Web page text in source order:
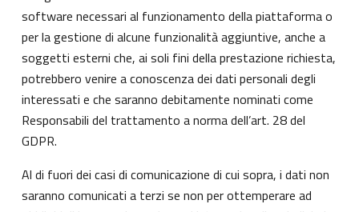
software necessari al funzionamento della piattaforma o
per la gestione di alcune funzionalità aggiuntive, anche a
soggetti esterni che, ai soli fini della prestazione richiesta,
potrebbero venire a conoscenza dei dati personali degli
interessati e che saranno debitamente nominati come
Responsabili del trattamento a norma dell’art. 28 del
GDPR.
Al di fuori dei casi di comunicazione di cui sopra, i dati non
saranno comunicati a terzi se non per ottemperare ad